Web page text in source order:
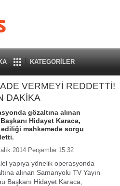
KATEGORİLER
VERMEYİ REDDETTİ!
DAKİKA
gözaltına alınan
Hidayet Karaca,
mahkemede sorgu
2014 Perşembe 15:32
yapıya yönelik operasyonda
alınan Samanyolu TV Yayın
Başkanı Hidayet Karaca,